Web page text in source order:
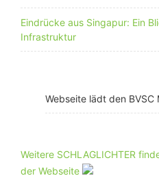
Eindrücke aus Singapur: Ein
Infrastruktur
Webseite lädt den BVSC
Weitere SCHLAGLICHTER
der Webseite